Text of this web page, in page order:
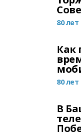
80
Как
80
В